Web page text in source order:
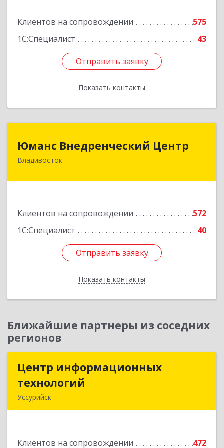
Клиентов на сопровождении
575
1С:Специалист
43
Отправить заявку
Показать контакты
Отправить заявку
Назад
Юманс Внедренческий Центр
Владивосток
Клиентов на сопровождении
572
1С:Специалист
40
Отправить заявку
Показать контакты
Юманс Внедренческий Центр
690014, Приморский край, Владивосток г,
Отправить заявку
Назад
Ближайшие партнеры из соседних
регионов
Центр информационных
технологий
Уссурийск
Клиентов на сопровождении 472
Центр информационных
Подробнее